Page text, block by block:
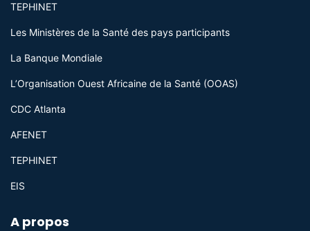
TEPHINET
Les Ministères de la Santé des pays participants
La Banque Mondiale
L’Organisation Ouest Africaine de la Santé (OOAS)
CDC Atlanta
AFENET
TEPHINET
EIS
A propos